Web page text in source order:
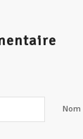
Nom